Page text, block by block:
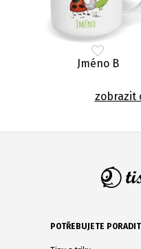
Jméno B
zobrazit
POTŘEBUJETE